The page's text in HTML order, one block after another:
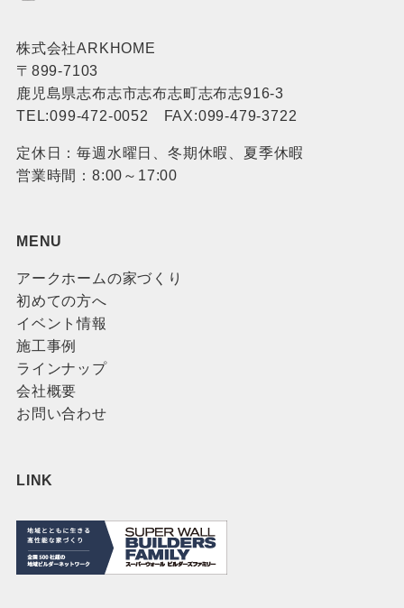
株式会社ARKHOME
〒899-7103
鹿児島県志布志市志布志町志布志916-3
TEL:099-472-0052 FAX:099-479-3722
定休日：毎週水曜日、冬期休暇、夏季休暇
営業時間：8:00～17:00
MENU
アークホームの家づくり
初めての方へ
イベント情報
施工事例
ラインナップ
会社概要
お問い合わせ
LINK